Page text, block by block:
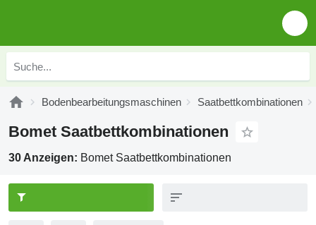
Bodenbearbeitungsmaschinen Saatbettkombinationen
Bomet Saatbettkombinationen
30 Anzeigen: Bomet Saatbettkombinationen